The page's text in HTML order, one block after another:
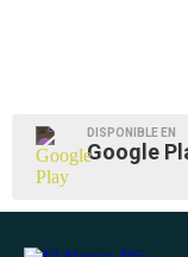
DISPONIBLE EN
Google